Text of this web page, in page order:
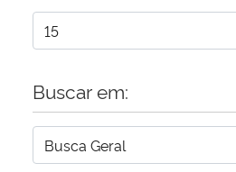
Buscar em: